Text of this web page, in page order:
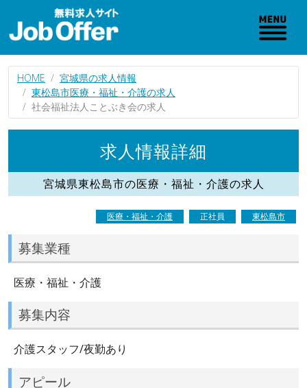
HOME
宮城県の求人情報
東松島市医療・福祉・介護の求人
社会福祉法人ことぶき会の求人
求人情報詳細
宮城県東松島市の医療・福祉・介護の求人
医療・福祉・介護 正社員 東松島市
募集業種
医療・福祉・介護
募集内容
介護スタッフ/夜勤あり
アピール